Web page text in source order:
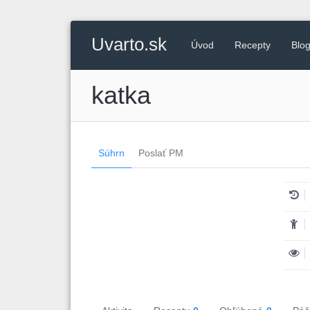
Uvarto.sk Úvod Recepty Blog
katka
Súhrn Poslať PM